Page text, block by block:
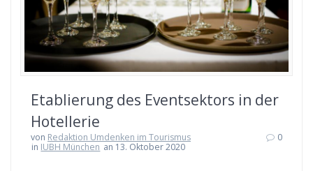
Etablierung des Eventsektors in der
Hotellerie
von Redaktion Umdenken im Tourismus
in IUBH München an 13. Oktober 2020
0